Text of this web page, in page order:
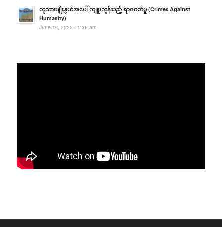
လူသားမျိုးနွယ်အပေါ် ကျူးလွန်သည့် ရာဇဝတ်မှု (Crimes Against
Humanity)
June 16, 2025 - 1:36 am